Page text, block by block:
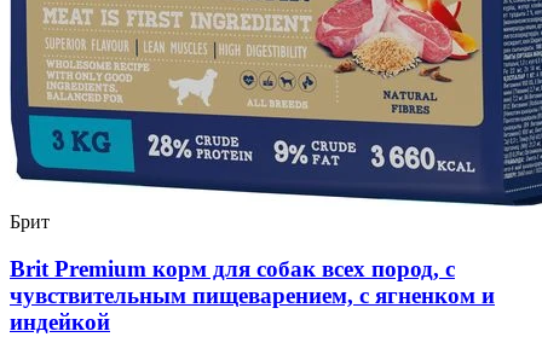
Брит
Brit Premium корм для собак всех пород, с
чувствительным пищеварением, с ягненком и
индейкой